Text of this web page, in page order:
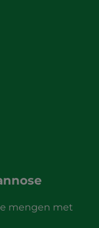
mengen met